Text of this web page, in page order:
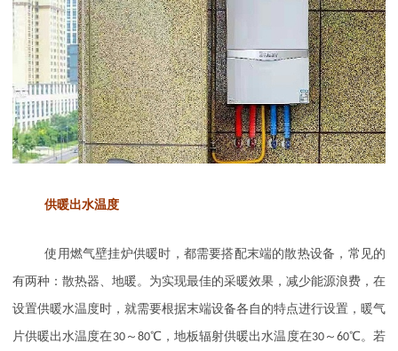
供暖出水温度
使用燃气壁挂炉供暖时，都需要搭配末端的散热设备，常见的
有两种：散热器、地暖。为实现最佳的采暖效果，减少能源浪费，在
设置供暖水温度时，就需要根据末端设备各自的特点进行设置，暖气
片供暖出水温度在30～ 80℃，地板辐射供暖出水温度在30～ 60℃。若